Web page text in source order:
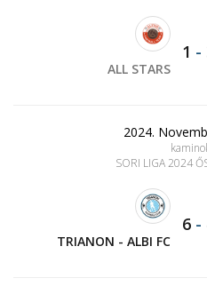
ALL STARS
1 -
2024.
SORI LIGA 2024
TRIANON - ALBI FC
6 -